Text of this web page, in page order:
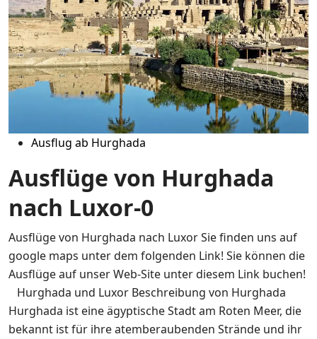
Ausflug ab Hurghada
Ausflüge von Hurghada
nach Luxor-0
Ausflüge von Hurghada nach Luxor Sie finden uns auf
google maps unter dem folgenden Link! Sie können die
Ausflüge auf unser Web-Site unter diesem Link buchen!
Hurghada und Luxor Beschreibung von Hurghada
Hurghada ist eine ägyptische Stadt am Roten Meer, die
bekannt ist für ihre atemberaubenden Strände und ihr